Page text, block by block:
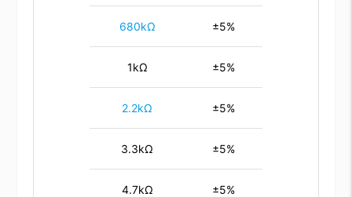
680kΩ ±5%
1kΩ ±5%
2.2kΩ ±5%
3.3kΩ ±5%
4.7kΩ ±5%